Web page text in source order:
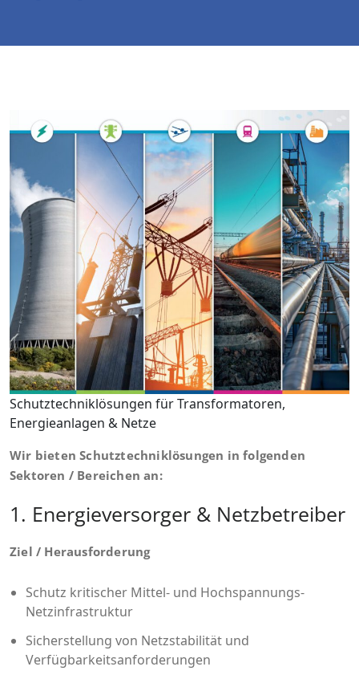
Schutztechniklösungen für Transformatoren,
Energieanlagen & Netze
Wir bieten Schutztechniklösungen in folgenden
Sektoren / Bereichen an:
1. Energieversorger & Netzbetreiber
Ziel / Herausforderung
Schutz kritischer Mittel- und Hochspannungs-
Netzinfrastruktur
Sicherstellung von Netzstabilität und
Verfügbarkeitsanforderungen